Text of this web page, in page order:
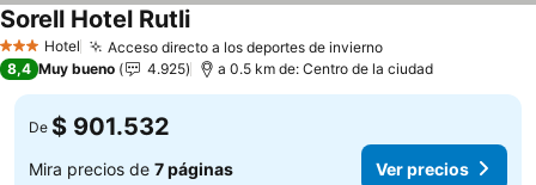
3 Estrellas
Hotel Acceso directo a los deportes de inviernoVer precios
Sorell Hotel RutliVer precios
8,4 Muy bueno 4.925 a 0.5 km de: Centro de la ciudad
De $ 901.532
Mira precios de 7 páginas Ver precios